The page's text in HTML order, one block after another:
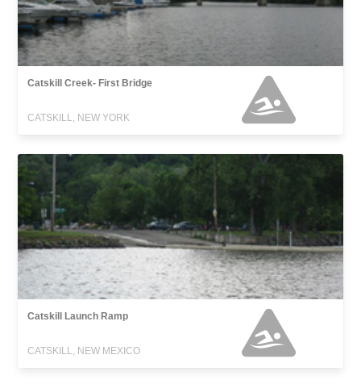
Catskill Creek- First Bridge
CATSKILL, NEW YORK
Catskill Launch Ramp
CATSKILL, NEW MEXICO